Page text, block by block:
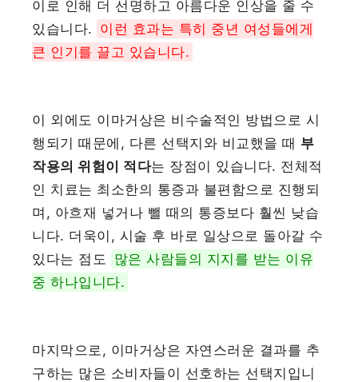
이로 인해 더 선명하고 아름다운 인상을 줄 수
있습니다. 이런 효과는 특히 중년 여성들에게
큰 인기를 끌고 있습니다.
이 외에도 이마거상은 비수술적인 방법으로 시
행되기 때문에, 다른 선택지와 비교했을 때 부
작용의 위험이 적다는 장점이 있습니다. 전체적
인 치료는 최소한의 통증과 불편함으로 진행되
며, 아흐재 넣거나 뺄 때의 통증보다 훨씬 낮습
니다. 더욱이, 시술 후 바로 일상으로 돌아갈 수
있다는 점도
많은 사람들의 지지를 받는 이유
중 하나입니다.
마지막으로, 이마거상은 자연스러운 결과를 추
구하는 많은 소비자들이 선호하는 선택지입니